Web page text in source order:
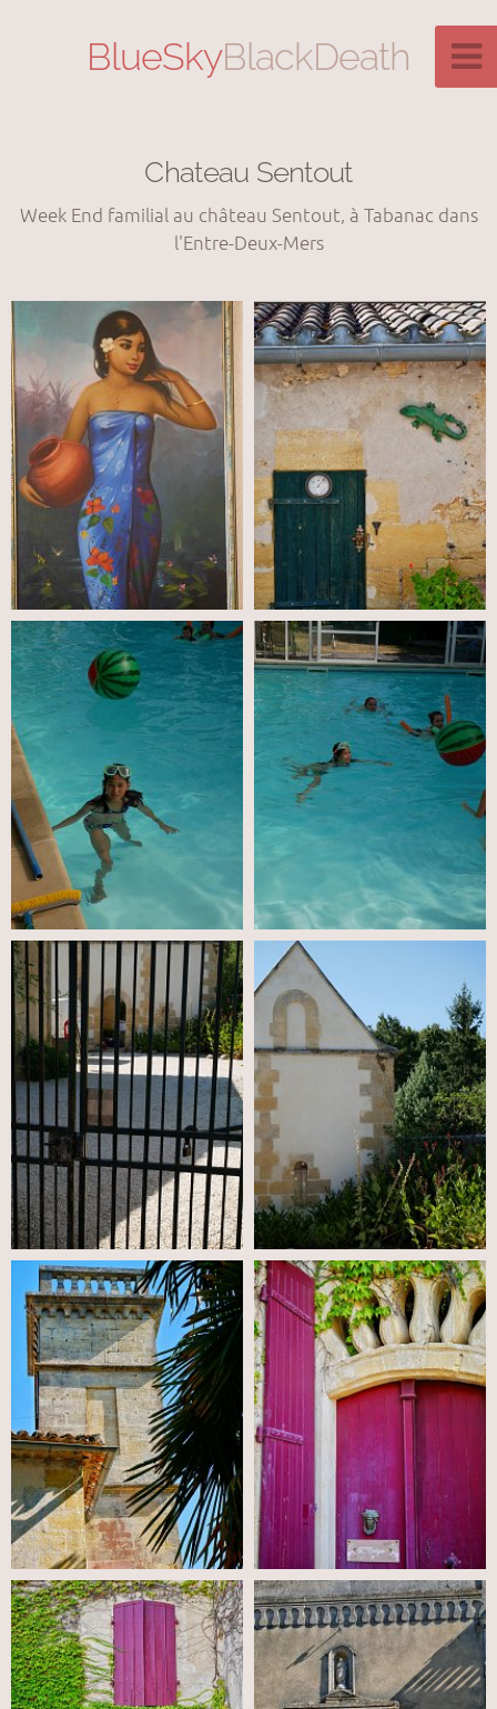
BlueSkyBlackDeath
Chateau Sentout
Week End familial au château Sentout, à Tabanac dans
l'Entre-Deux-Mers